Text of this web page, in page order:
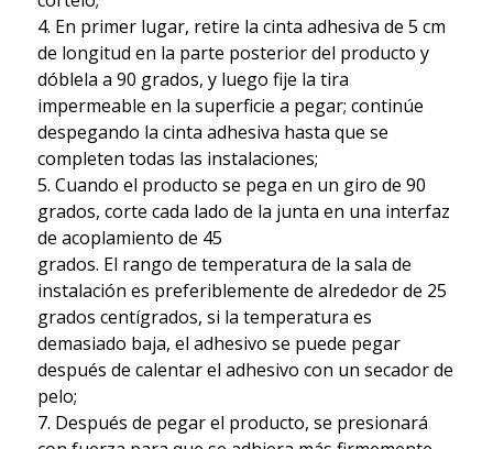
4. En primer lugar, retire la cinta adhesiva de 5 cm
de longitud en la parte posterior del producto y
dóblela a 90 grados, y luego fije la tira
impermeable en la superficie a pegar; continúe
despegando la cinta adhesiva hasta que se
completen todas las instalaciones;
5. Cuando el producto se pega en un giro de 90
grados, corte cada lado de la junta en una interfaz
de acoplamiento de 45
grados. El rango de temperatura de la sala de
instalación es preferiblemente de alrededor de 25
grados centígrados, si la temperatura es
demasiado baja, el adhesivo se puede pegar
después de calentar el adhesivo con un secador de
pelo;
7. Después de pegar el producto, se presionará